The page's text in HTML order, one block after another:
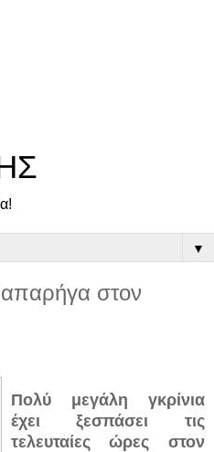
▼
στον
Πολύ μεγάλη γκρίνια
έχει ξεσπάσει τις
τελευταίες ώρες στον